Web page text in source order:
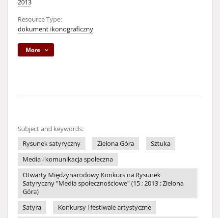
2013
Resource Type:
dokument ikonograficzny
More
Subject and keywords:
Rysunek satyryczny
Zielona Góra
Sztuka
Media i komunikacja społeczna
Otwarty Międzynarodowy Konkurs na Rysunek
Satyryczny "Media społecznościowe" (15 ; 2013 ; Zielona
Góra)
Satyra
Konkursy i festiwale artystyczne